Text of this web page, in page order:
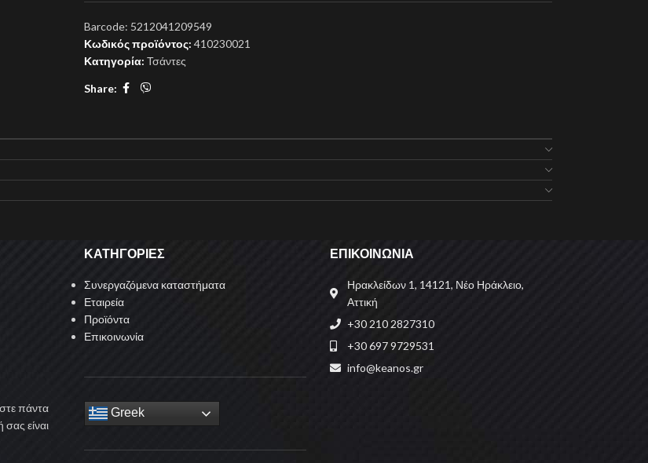
Barcode: 5212041209549
Κωδικός προϊόντος: 410230021
Κατηγορία: Τσάντες
Share:
πάντα
είναι
ΚΑΤΗΓΟΡΙΕΣ
Συνεργαζόμενα καταστήματα
Εταιρεία
Προϊόντα
Επικοινωνία
Greek
ΕΠΙΚΟΙΝΩΝΙΑ
Ηρακλείδων 1, 14121, Νέο Ηράκλειο,
Αττική
+30 210 2827310
+30 697 9729531
info@keanos.gr